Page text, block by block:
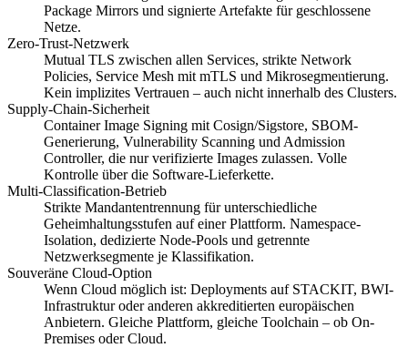
Package Mirrors und signierte Artefakte für geschlossene
Netze.
Zero-Trust-Netzwerk
Mutual TLS zwischen allen Services, strikte Network
Policies, Service Mesh mit mTLS und Mikrosegmentierung.
Kein implizites Vertrauen – auch nicht innerhalb des Clusters.
Supply-Chain-Sicherheit
Container Image Signing mit Cosign/Sigstore, SBOM-
Generierung, Vulnerability Scanning und Admission
Controller, die nur verifizierte Images zulassen. Volle
Kontrolle über die Software-Lieferkette.
Multi-Classification-Betrieb
Strikte Mandantentrennung für unterschiedliche
Geheimhaltungsstufen auf einer Plattform. Namespace-
Isolation, dedizierte Node-Pools und getrennte
Netzwerksegmente je Klassifikation.
Souveräne Cloud-Option
Wenn Cloud möglich ist: Deployments auf STACKIT, BWI-
Infrastruktur oder anderen akkreditierten europäischen
Anbietern. Gleiche Plattform, gleiche Toolchain – ob On-
Premises oder Cloud.